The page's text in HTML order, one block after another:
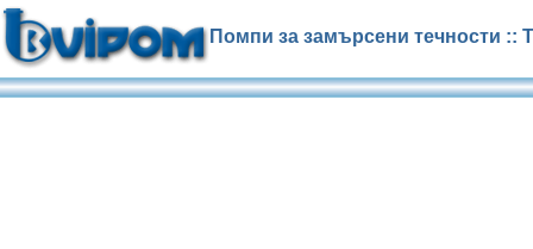
Помпи за замърсени течности ::